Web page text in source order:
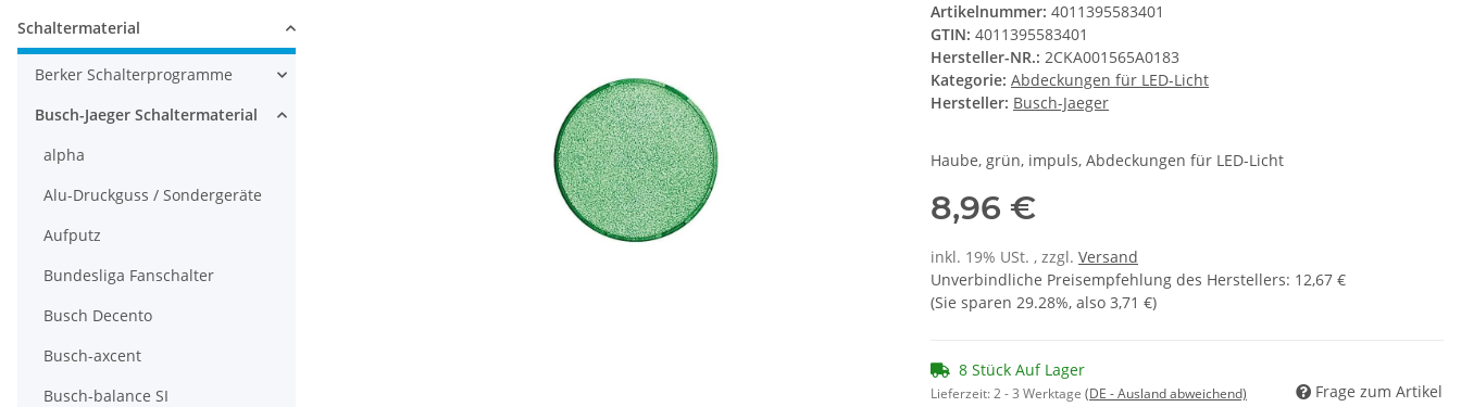
Artikelnummer: 4011395583401
GTIN: 4011395583401
Hersteller-NR.: 2CKA001565A0183
Kategorie: Abdeckungen für LED-Licht
Hersteller: Busch-Jaeger
Haube, grün, impuls, Abdeckungen für LED-Licht
8,96 €
inkl. 19% USt. , zzgl. Versand
Unverbindliche Preisempfehlung des Herstellers: 12,67 €
(Sie sparen 29.28%, also 3,71 €)
8 Stück Auf Lager
Lieferzeit:2 - 3 Werktage (DE - Ausland abweichend) Frage zum Artikel
Schaltermaterial
Berker Schalterprogramme
Busch-Jaeger Schaltermaterial
alpha
Alu-Druckguss / Sondergeräte
Aufputz
Bundesliga Fanschalter
Busch Decento
Busch-axcent
Busch-balance SI